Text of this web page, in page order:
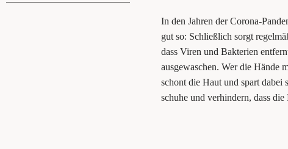
In den Jah­ren der Coro­na-
gut so: Schließ­lich sorgt
dass Viren und Bak­te­ri­en
aus­ge­wa­schen. Wer die Hän­de
schont die Haut und spart
schu­he und ver­hin­dern, dass